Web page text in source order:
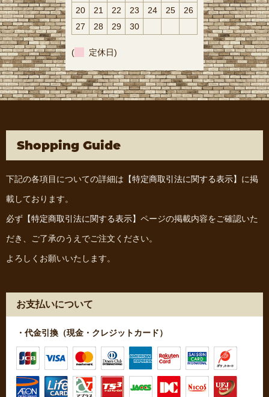
20 21 22 23 24 25
26
27
28 29 30
( 定休日)
Shopping Guide
下記の各項目についての詳細は 【特定商取引法に関する表示】 に掲
載しております。
必ず 【特定商取引法に関する表示】 ページの掲載内容をご確認いた
だき、ご了承のうえでご注文ください。
よろしくお願いいたします。
お支払いについて
・代金引換（現金・クレジットカード）